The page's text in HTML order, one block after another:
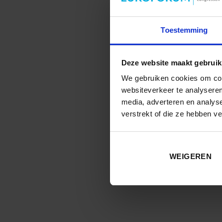
Toestemming
Deze website maakt
We gebruiken cookies om
websiteverkeer te
media, adverteren en
verstrekt of die ze hebben
WEIGEREN
planning te verlichten
transfer van training naar de
In deze sessie delen Martin
Brabant, hun ervaringen.
Deze sessie wordt mogelijk